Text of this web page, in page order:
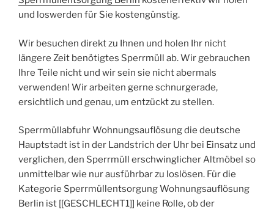
und loswerden für Sie kostengünstig.
Wir besuchen direkt zu Ihnen und holen Ihr nicht
längere Zeit benötigtes Sperrmüll ab. Wir gebrauchen
Ihre Teile nicht und wir sein sie nicht abermals
verwenden! Wir arbeiten gerne schnurgerade,
ersichtlich und genau, um entzückt zu stellen.
Sperrmüllabfuhr Wohnungsauflösung die deutsche
Hauptstadt ist in der Landstrich der Uhr bei Einsatz und
verglichen, den Sperrmüll erschwinglicher Altmöbel so
unmittelbar wie nur ausführbar zu loslösen. Für die
Kategorie Sperrmüllentsorgung Wohnungsauflösung
Berlin ist [[GESCHLECHT1]] keine Rolle, ob der